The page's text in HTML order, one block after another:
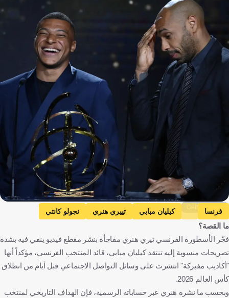
Getty Images
فرنسا كيليان مبابي تييري هنري
نجولو كانتي
كأس العالم
ما القصة؟
فجّر الأسطورة الفرنسي تيري هنري مفاجأة بنشر مقطع فيديو ينفي فيه بشدة
تصريحات منسوبة إليه تنتقد كيليان مبابي، قائد المنتخب الفرنسي، مؤكداً أنها
"أكاذيب مفبركة" انتشرت على وسائل التواصل الاجتماعي قبل أيام من انطلاق
كأس العالم 2026.
وبحسب ما نشره هنري عبر حساباته الرسمية، فإن الهداف التاريخي لمنتخب